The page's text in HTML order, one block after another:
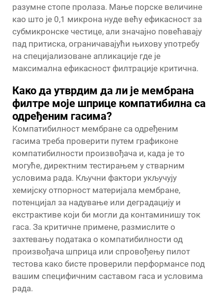
разумне стопе пролаза. Мање порске величине
као што је 0,1 микрона нуде већу ефикасност за
субмикронске честице, али значајно повећавају
пад притиска, ограничавајући њихову употребу
на специјализоване апликације где је
максимална ефикасност филтрације критична.
Како да утврдим да ли је мембрана
филтре моје шприце компатибилна са
одређеним гасима?
Компатибилност мембране са одређеним
гасима треба проверити путем графиконе
компатибилности произвођача и, када је то
могуће, директним тестирањем у стварним
условима рада. Кључни фактори укључују
хемијску отпорност материјала мембране,
потенцијал за надување или деградацију и
екстрактиве који би могли да контаминишу ток
гаса. За критичне примене, размислите о
захтевању података о компатибилности од
произвођача шприца или спровођењу пилот
тестова како бисте проверили перформансе под
вашим специфичним саставом гаса и условима
рада.